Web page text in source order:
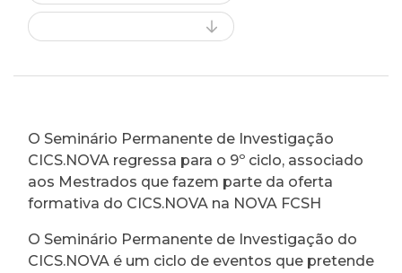
O Seminário Permanente de Investigação
CICS.NOVA regressa para o 9º ciclo, associado
aos Mestrados que fazem parte da oferta
formativa do CICS.NOVA na NOVA FCSH
O Seminário Permanente de Investigação do
CICS.NOVA é um ciclo de eventos que pretende